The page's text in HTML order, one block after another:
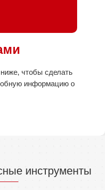
чтобы сделать
информацию о
инструменты